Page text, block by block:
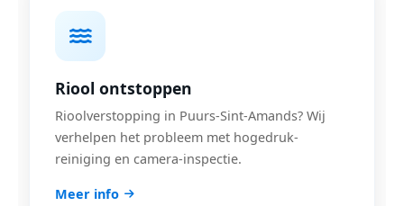
Riool ontstoppen
Rioolverstopping in Puurs-Sint-Amands? Wij
verhelpen het probleem met hogedruk-
reiniging en camera-inspectie.
Meer info